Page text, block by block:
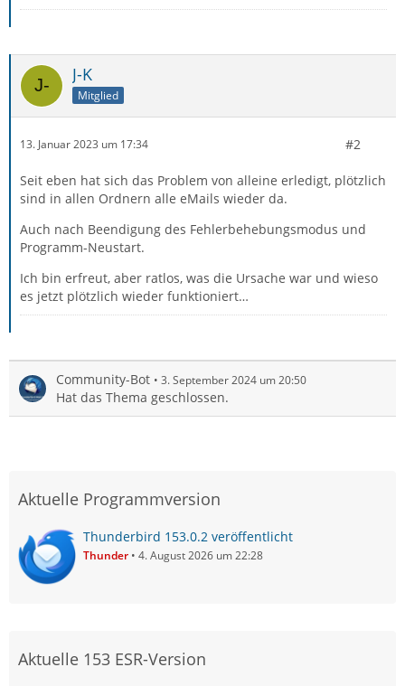
J-K
Mitglied
13. Januar 2023 um 17:34 #2
Seit eben hat sich das Problem von alleine erledigt, plötzlich
sind in allen Ordnern alle eMails wieder da.
Auch nach Beendigung des Fehlerbehebungsmodus und
Programm-Neustart.
Ich bin erfreut, aber ratlos, was die Ursache war und wieso
es jetzt plötzlich wieder funktioniert…
Community-Bot 3. September 2024 um 20:50
Hat das Thema geschlossen.
Aktuelle Programmversion
Thunderbird 153.0.2 veröffentlicht
Thunder 4. August 2026 um 22:28
Aktuelle 153 ESR-Version